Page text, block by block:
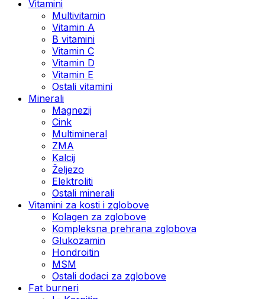
Vitamini
Multivitamin
Vitamin A
B vitamini
Vitamin C
Vitamin D
Vitamin E
Ostali vitamini
Minerali
Magnezij
Cink
Multimineral
ZMA
Kalcij
Željezo
Elektroliti
Ostali minerali
Vitamini za kosti i zglobove
Kolagen za zglobove
Kompleksna prehrana zglobova
Glukozamin
Hondroitin
MSM
Ostali dodaci za zglobove
Fat burneri